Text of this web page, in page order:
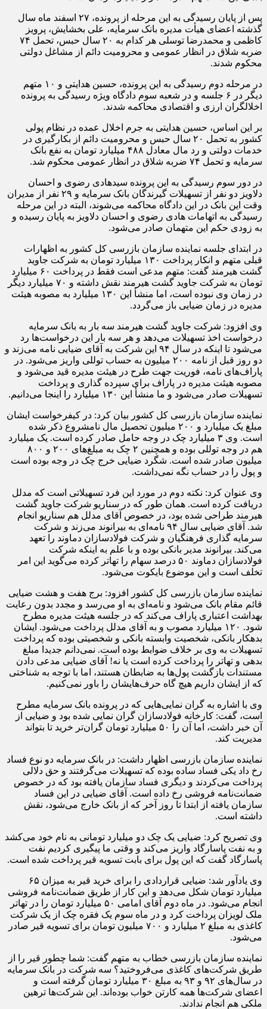
پس از پایان رسیدگی به این مرحله از پرونده، ۲۷ اسفند ماه سال
گذشته اعضای هیأت مدیره بانک سرمایه، علی بخشایش، پرویز
کاظمی و محمدرضا توسلی هر کدام به ۲۰ سال حبس، تحمل ۷۴
ضربه شلاق در انظار عمومی و محرومیت دائم از مشاغل دولتی
محکوم شدند.
در مرحله دوم رسیدگی به این پرونده، حسین هدایتی و ۱۰ متهم
دیگر در ۶ جلسه و در شعبه سوم دادگاه ویژه رسیدگی به پرونده
اخلالگران ارزی و اقتصادی محاکمه شدند.
بر این اساس، حسین هدایتی به جرم اخلال عمده در نظام پولی
کشور به تحمل ۲۰ سال حبس و محرومیت دائم از بکارگیری در
خدمات دولتی و رد مال معادل ۴۸۸ میلیارد تومان به نفع بانک
سرمایه و تحمل ۷۴ ضربه شلاق در انظار عمومی محکوم شد.
در دور سوم رسیدگی به این پرونده سیدهادی رضوی و احسان
دلاویز دو نفر از تسهیلات گیرندگان بانک سرمایه و ۲۹ نفر از مدیران
وقت این بانک در این دادگاه محاکمه می‌شوند، البته در این مرحله
رسیدگی به اتهامات هادی رضوی و احسان دلاویز به پایان رسیده و
به زودی حکم این متهمان صادر می‌شود.
در ابتدای جلسه نماینده سازمان بازرسی کل کشور به اظهارات
قبلی متهم و انکار پرداخت ۱۳۰ میلیارد تومان به شرکت جاوید
گشت هیرمند گفت: متهم مدعی است فقط در پرداخت ۶۰ میلیارد
تومان به شرکت جاوید گشت هیرمند نقش داشته و ۷۰ میلیارد دیگر
در زمان وی نبوده است، اما منشأ این ۱۳۰ میلیارد به مصوبه هیئت
مدیره در زمان ضیایی باز می‌گردد.
وی افزود: شرکت جاوید گشت هیرمند سه بار به بانک سرمایه
درخواست اخذ تسهیلات می‌دهد و هر سه بار این درخواست‌ها رد
می‌شود تا اینکه در سال ۹۴ این شرکت به آقای ضیایی نامه می‌زند و
دو روز قبل از نامه ۲۰۰ میلیون به حساب توللی واریز می‌شود. در
پاراف‌های نامه، فوریت جهت طرح در هیئت مدیره قید می‌شود و
مصوبه هیئت مدیره در پاراف برای سپرده گذاری و پرداخت
تسهیلات صادر می‌شود و ما منشأ این ۱۳۰ میلیارد را اینجا می‌دانیم.
نماینده سازمان بازرسی کل کشور بیان کرد: در کیفرخواست ایشان
مبلغ یک میلیارد و ۲۰۰ میلیون تحصیل مال نامشروع ذکر شده
است. وی ۳ میلیارد چک در وجه حامل صادر کرده است. یک میلیارد
هم در وجه توللی بوده و همچنین ۲ چک به مبلغ‌های ۲۰۰ و ۸۰۰
میلیون صادر شده است. شگرد ضیایی خرج چک در وجه بوده است
و پول را در حساب نگه نمی‌داشت.
وی عنوان کرد: نکته دوم در مورد این فرد تسهیلاتی است که مدلل
دریافت کرده است. همان طور که در سناریو شرکت جاوید گشت
هیرمند طراحی شده بود، در خصوص آقای مدلل هم سناریو انجام
شد. آقای ضیایی سال ۹۴ نامه‌ای به بیرانوند می‌زند و شرکت
سرمایه گذاری فرهنگیان و شرکت فولادسازان دماوند را تعهد
می‌کند. بیرانوند مدیر بانکی بوده و با علم به اینکه شرکت
فولادسازان دماوند ۵۰ درصد سهام را تهاتر کرده می‌گوید این امر
تخلف است و این موضوع بایکوت می‌شود.
نماینده سازمان بازرسی کل کشور افزود: برج هفت و هشت ضیایی
قائم مقام بانک می‌شود و نامه‌ای به او می‌رسد و مجدد بدون رعایت
بهداشت اعتباری پاراف می‌کند که در جلسه هیئت مدیره مطرح
شود. ۱۲۰ میلیارد مصوب و به آقای مدلل پرداخت می‌شود. ایشان
بدهکار بانکی، شخصیت وابسته بانکی و شخصیتی بوده که پرداخت
تسهیلات به وی بر خلاف ضوابط بوده است. نمی‌دانم جدیدا مبلغ
بدهی و تهاتر را پرداخت کرده است یا نه! آقای ضیایی مدعی دادن
مستندات بازگشت پول‌ها به ضابطان هستند، اما با توجه به شناختی
که از ایشان داریم هیچ گاه حرف‌هایشان را باور نمی‌کنیم.
وی با اشاره به گران نمایی‌هایی که در پرونده بانک سرمایه مطرح
است، گفت: کارخانه فولادسازان گران نمایی شده بود و ضیایی از
آن خبر داشت، اما آن را ۵۰ میلیارد تومان گران‌تر خرید تا بتواند
مدیریت کند.
نماینده سازمان بازرسی اظهار داشت: در بانک سرمایه دو نوع فساد
رخ داد یکی فساد ساده بوده که تسهیلات می‌گرفتند و حق دلالی
پرداخت می‌کردند و دیگری فساد سازمان یافته بود که در خصوص
ضمانت‌نامه فروشی رخ داده است. آقای ضیایی در این فساد
سازمان یافته از ابتدا تا روز آخر که از بانک خارج می‌شود، نقش
داشته است.
وی تصریح کرد: ضیایی یک چک دو میلیارد تومانی به نام خود می‌کشد
و به نفت پاسارگاد واریز می‌کند و وقتی ما پیگیری کردیم نفت
پاسارگاد گفت که این پول برای بابت تسویه قیر پرداخت شده است.
وی یادآور شد: ضیایی قراردادی را برای خرید قیر به میزان ۶۵
میلیارد تومان شکل می‌دهد و این کار از طریق ضمانت‌نامه فروشی
انجام می‌شود. در ماه دوم آقای امامی ۵۰ میلیارد تومان را در تهاتر
ملک لویزان پرداخت کرد و در ماه سوم یک فقره چک از یک شرکت
کاغذی به مبلغ ۲ میلیارد و ۷۰۰ میلیون تومان برای تسویه قیر صادر
می‌شود.
نماینده سازمان بازرسی خطاب به متهم گفت: شما چطور قیر را از
طریق شرکت‌های کاغذی می‌فروختید؟ سه شرکت در بانک سرمایه
در سال‌های ۹۲ و ۹۳ به مبلغ ۳۰ میلیارد تومان گرفته است و
اعضای شرکت‌ها همه کارتن خواب بوده‌اند. این شرکت‌ها ترهین
ملکی هم انجام ندادند.